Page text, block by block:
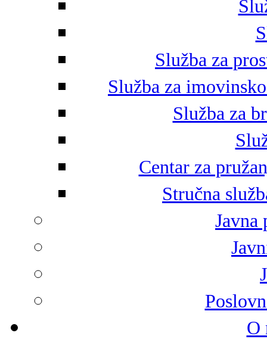
Služba za
Služba za
Služba za
Centar za
Stručna
Javna
O